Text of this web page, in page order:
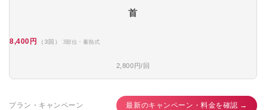
首
8,400円 （3回） 3部位・蓄熱式
2,800円/回
プラン・キャンペーン 最新のキャンペーン・料金を確認 →